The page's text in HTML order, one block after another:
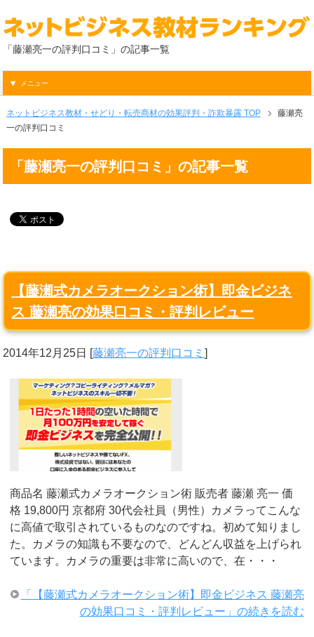
「藤瀬亮一の評判口コミ」の記事一覧
メニュー
ネットビジネス教材・せどり・転売商材の効果評判・詐欺暴露 TOP
藤瀬亮
一の評判口コミ
「藤瀬亮一の評判口コミ」の記事一覧
【藤瀬式カメラオークション術】即金ビジネ
ス 藤瀬亮の効果口コミ・評判レビュー
2014年12月25日 [藤瀬亮一の評判口コミ]
商品名 藤瀬式カメラオークション術 販売者 藤瀬 亮一 価
格 19,800円 京都府 30代会社員（男性）カメラってこんな
に高値で取引されているものなのですね。初めて知りまし
た。カメラの知識も不要なので、どんどん収益を上げられ
ています。カメラの重要は非常に高いので、在・・・
「【藤瀬式カメラオークション術】即金ビジネス 藤瀬亮
の効果口コミ・評判レビュー」の続きを読む